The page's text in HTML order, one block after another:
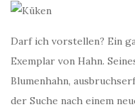
Darf ich vorstellen? Ein
Exemplar von Hahn.
Blumenhahn,
der Suche nach einem